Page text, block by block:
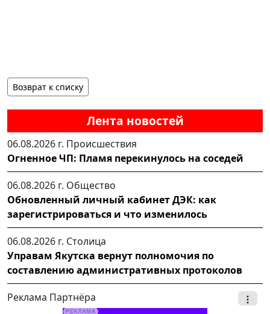
Лента новостей
06.08.2026 г. Происшествия
Огненное ЧП: Пламя перекинулось на соседей
06.08.2026 г. Общество
Обновленный личный кабинет ДЭК: как
зарегистрироваться и что изменилось
06.08.2026 г. Столица
Управам Якутска вернут полномочия по
составлению административных протоколов
Реклама Партнёра
Возврат к списку